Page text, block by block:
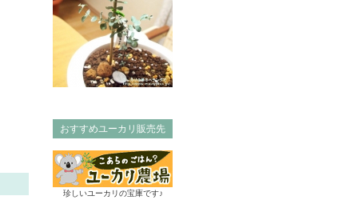
おすすめユーカリ販売先
珍しいユーカリの宝庫です♪